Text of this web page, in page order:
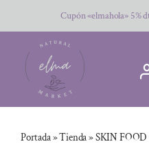
al
contenido
Cupón «elmahola» 5%
Portada»Tienda»SKIN